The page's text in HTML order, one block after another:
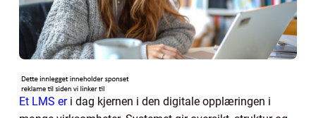
Et LMS eri dag kjernen i den digitale opplæringen i